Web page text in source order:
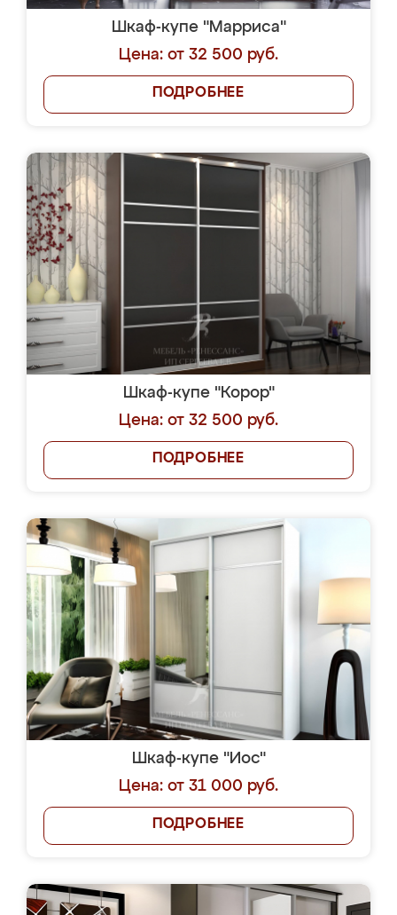
Шкаф-купе "Марриса"
Цена: от 32 500 руб.
ПОДРОБНЕЕ
Шкаф-купе "Корор"
Цена: от 32 500 руб.
ПОДРОБНЕЕ
Шкаф-купе "Иос"
Цена: от 31 000 руб.
ПОДРОБНЕЕ